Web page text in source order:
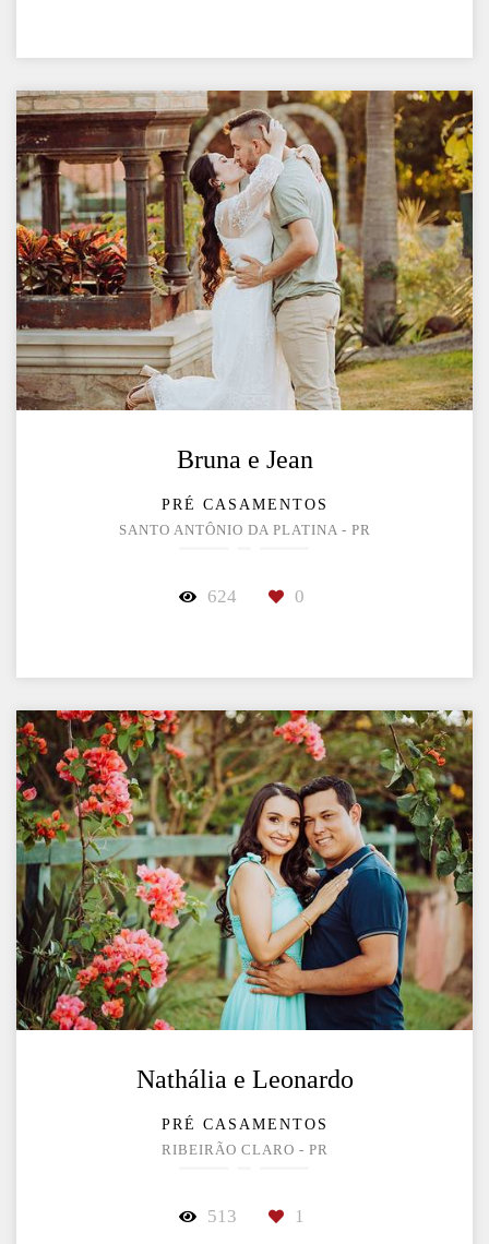
Bruna e Jean
PRÉ CASAMENTOS
SANTO ANTÔNIO DA PLATINA - PR
624 0
Nathália e Leonardo
PRÉ CASAMENTOS
RIBEIRÃO CLARO - PR
513 1